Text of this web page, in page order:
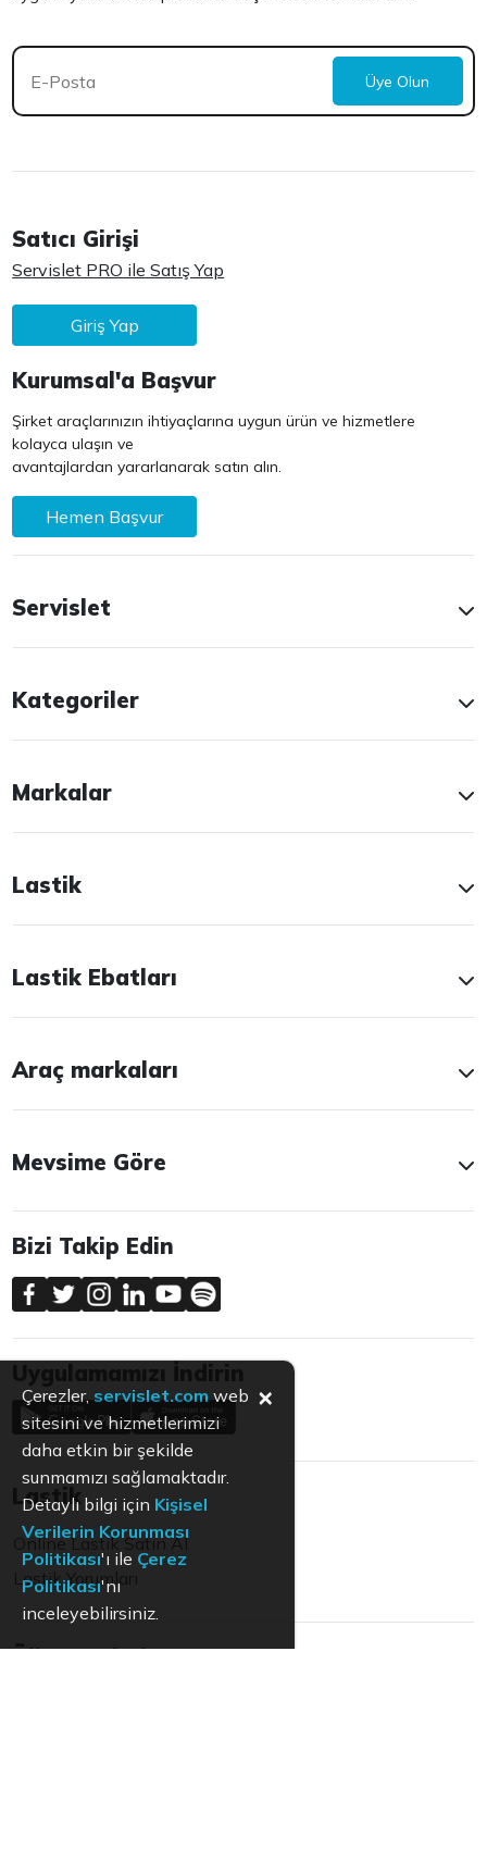
Üye Olun
Satıcı Girişi
Servislet PRO ile Satış Yap
Giriş Yap
Kurumsal'a Başvur
Şirket araçlarınızın ihtiyaçlarına uygun ürün ve hizmetlere
kolayca ulaşın ve
avantajlardan yararlanarak satın alın.
Hemen Başvur
Servislet
Kategoriler
Markalar
Lastik
Lastik Ebatları
Araç markaları
Mevsime Göre
Bizi Takip Edin
Lastik
Online Lastik Satın Al
Lastik Yorumları
Ülke Değiştir
Çerezler,servislet.comweb
sitesini ve hizmetlerimizi
daha etkin bir şekilde
sunmamızı sağlamaktadır.
Detaylı bilgi için Kişisel
Verilerin Korunması
Politikası'ı ile Çerez
Politikası'nı
inceleyebilirsiniz.
×